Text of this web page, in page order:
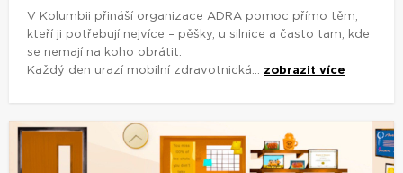
V Kolumbii přináší organizace ADRA pomoc přímo těm,
kteří ji potřebují nejvíce – pěšky, u silnice a často tam, kde
se nemají na koho obrátit.
Každý den urazí mobilní zdravotnická... zobrazit více